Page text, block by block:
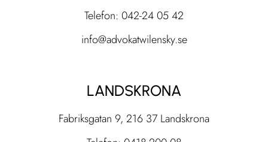
Telefon: 042-24 05 42
info@advokatwilensky.se
LANDSKRONA
Fabriksgatan 9, 216 37 Landskrona